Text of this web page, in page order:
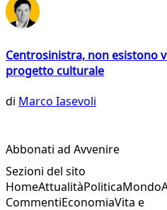
Centrosinistra, non esistono
progetto culturale
di Marco Iasevoli
Abbonati ad Avvenire
Sezioni del sito
HomeAttualitàPoliticaMondo
CommentiEconomiaVita e